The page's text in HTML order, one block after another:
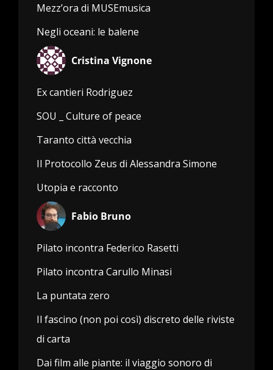
Mezz’ora di MUSEmusica
Negli oceani: le balene
Cristina Vignone
Ex cantieri Rodriguez
SOU _ Culture of peace
Taranto città vecchia
Il Protocollo Zeus di Alessandra Simone
Utopia e racconto
Fabio Bruno
Pilato incontra Federico Rasetti
Pilato incontra Carullo Minasi
La puntata zero
Il fascino (non poi così) discreto delle riviste
di carta
Dai film alle piante: il viaggio sonoro di